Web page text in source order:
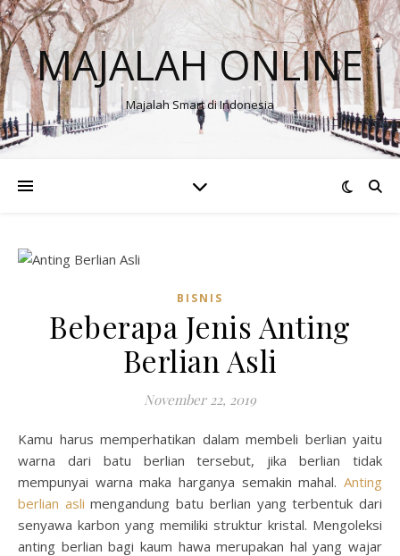
MAJALAH ONLINE
Majalah Smart di Indonesia
BISNIS
Beberapa Jenis Anting
Berlian Asli
November 22, 2019
Kamu harus memperhatikan dalam membeli berlian yaitu
warna dari batu berlian tersebut, jika berlian tidak
mempunyai warna maka harganya semakin mahal. Anting
berlian asli mengandung batu berlian yang terbentuk dari
senyawa karbon yang memiliki struktur kristal. Mengoleksi
anting berlian bagi kaum hawa merupakan hal yang wajar